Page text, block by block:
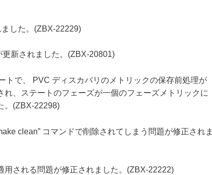
した。(ZBX-22229)
新されました。(ZBX-20801)
トで、 PVC ディスカバリのメトリックの保存前処理が
、ステートのフェーズが一個のフェーズメトリックに
。(ZBX-22298)
clean” コマンドで削除されてしまう問題が修正されま
される問題が修正されました。(ZBX-22222)